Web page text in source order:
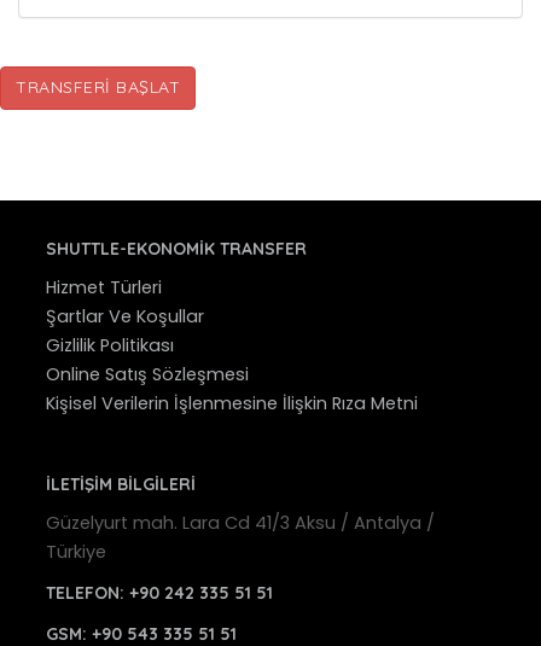
TRANSFERI BAŞLAT
SHUTTLE-EKONOMIK TRANSFER
Hizmet Türleri
Şartlar Ve Koşullar
Gizlilik Politikası
Online Satış Sözleşmesi
Kişisel Verilerin İşlenmesine İlişkin Rıza Metni
İLETİŞİM BİLGİLERİ
Güzelyurt mah. Lara Cd 41/3 Aksu / Antalya /
Türkiye
TELEFON: +90 242 335 51 51
GSM: +90 543 335 51 51